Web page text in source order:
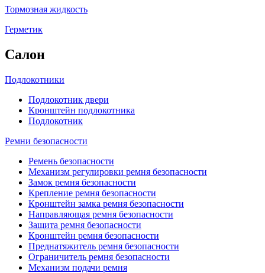
Тормозная жидкость
Герметик
Салон
Подлокотники
Подлокотник двери
Кронштейн подлокотника
Подлокотник
Ремни безопасности
Ремень безопасности
Механизм регулировки ремня безопасности
Замок ремня безопасности
Крепление ремня безопасности
Кронштейн замка ремня безопасности
Направляющая ремня безопасности
Защита ремня безопасности
Кронштейн ремня безопасности
Преднатяжитель ремня безопасности
Ограничитель ремня безопасности
Механизм подачи ремня